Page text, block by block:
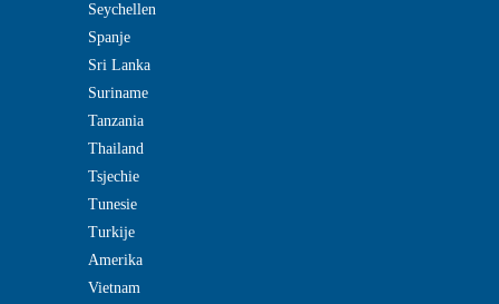
Seychellen
Spanje
Sri Lanka
Suriname
Tanzania
Thailand
Tsjechie
Tunesie
Turkije
Amerika
Vietnam